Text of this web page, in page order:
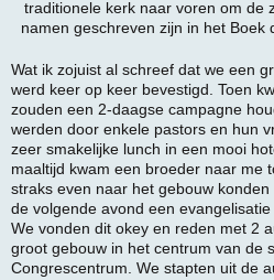
traditionele kerk naar voren om de
namen geschreven zijn in het Boek
Wat ik zojuist al schreef dat we een
werd keer op keer bevestigd. Toen
zouden een 2-daagse campagne
werden door enkele pastors en hun
zeer smakelijke lunch in een mooi
maaltijd kwam een broeder naar me
straks even naar het gebouw konden
de volgende avond een
We vonden dit okey en reden met 2
groot gebouw in het centrum van de
Congrescentrum. We stapten uit de